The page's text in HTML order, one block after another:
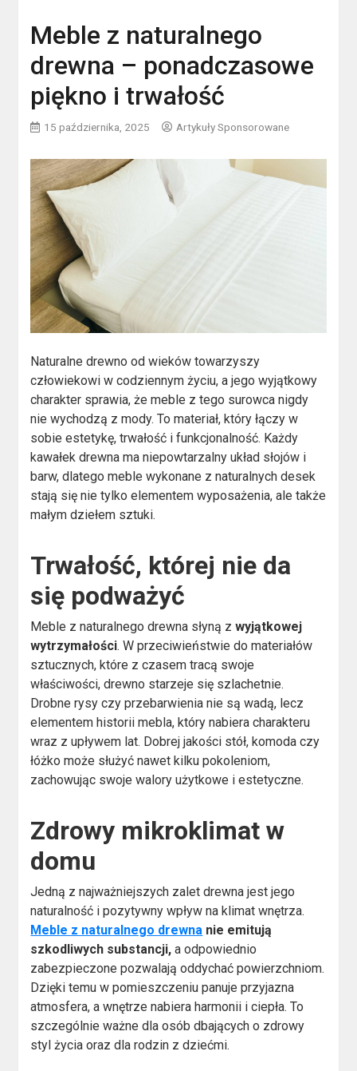
Meble z naturalnego
drewna – ponadczasowe
piękno i trwałość
15 października, 2025 Artykuły Sponsorowane
Naturalne drewno od wieków towarzyszy
człowiekowi w codziennym życiu, a jego wyjątkowy
charakter sprawia, że meble z tego surowca nigdy
nie wychodzą z mody. To materiał, który łączy w
sobie estetykę, trwałość i funkcjonalność. Każdy
kawałek drewna ma niepowtarzalny układ słojów i
barw, dlatego meble wykonane z naturalnych desek
stają się nie tylko elementem wyposażenia, ale także
małym dziełem sztuki.
Trwałość, której nie da
się podważyć
Meble z naturalnego drewna słyną zwyjątkowej
wytrzymałości. W przeciwieństwie do materiałów
sztucznych, które z czasem tracą swoje
właściwości, drewno starzeje się szlachetnie.
Drobne rysy czy przebarwienia nie są wadą, lecz
elementem historii mebla, który nabiera charakteru
wraz z upływem lat. Dobrej jakości stół, komoda czy
łóżko może służyć nawet kilku pokoleniom,
zachowując swoje walory użytkowe i estetyczne.
Zdrowy mikroklimat w
domu
Jedną z najważniejszych zalet drewna jest jego
naturalność i pozytywny wpływ na klimat wnętrza.
Meble z naturalnego drewna nie emitują
szkodliwych substancji, a odpowiednio
zabezpieczone pozwalają oddychać powierzchniom.
Dzięki temu w pomieszczeniu panuje przyjazna
atmosfera, a wnętrze nabiera harmonii i ciepła. To
szczególnie ważne dla osób dbających o zdrowy
styl życia oraz dla rodzin z dziećmi.